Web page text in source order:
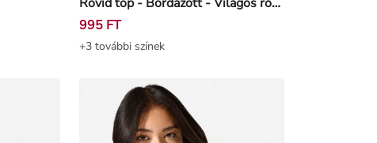
995 FT
+3 további színek